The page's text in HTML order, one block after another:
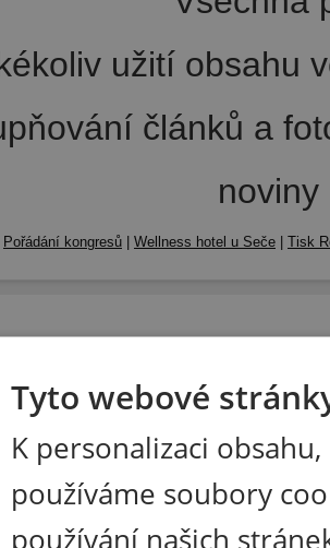
užití obsahu
článků a
Pořádání kongresů Wellness hotel u Seče Tisk
Tyto webové
K personalizaci
používáme soubory
používání našich